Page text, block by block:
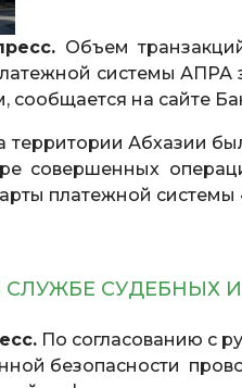
Объем
системы АПРА
сообщаетcя на сайте
территории Абхазии
совершенных
платежной системы
СУДЕБНЫХ
По согласованию с
безопасности